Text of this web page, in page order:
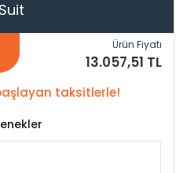
Suit
Ürün Fiyatı
13.057,51 TL
taksitlerle!